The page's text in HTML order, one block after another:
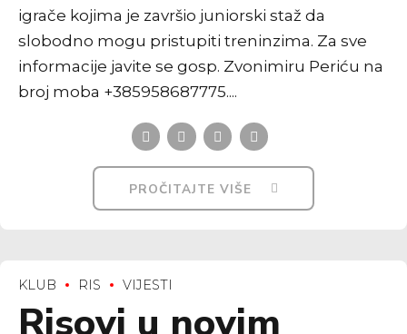
igrače kojima je završio juniorski staž da
slobodno mogu pristupiti treninzima. Za sve
informacije javite se gosp. Zvonimiru Periću na
broj moba +385958687775....
PROČITAJTE VIŠE
KLUB RIS VIJESTI
Risovi u novim